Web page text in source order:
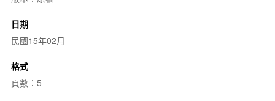
日期
民國15年02月
格式
頁數：5